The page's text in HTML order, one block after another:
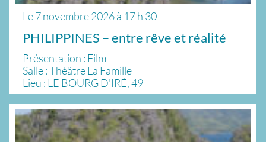
Le7 novembre 2026à 17 h 30
PHILIPPINES – entre rêve et réalité
Présentation : Film
Salle : Théâtre La Famille
Lieu : LE BOURG D'IRÉ, 49